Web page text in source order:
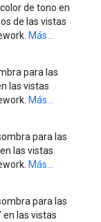
de tono en
de las vistas
Más...
para las
las vistas
Más...
para las
las vistas
Más...
para las
las vistas